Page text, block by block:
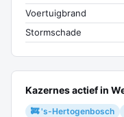
Voertuigbrand
Stormschade
Kazernes actief in
🚒 's-Hertogenbosch